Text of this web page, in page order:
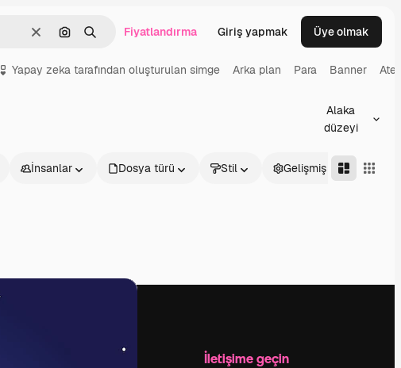
Temizlemek
Görüntüyle ara
AramakFiyatlandırma Giriş yapmak Üye olmak
Yapay zeka tarafından oluşturulan simge Arka plan Para Banner Ateş
Alaka
düzeyi
İnsanlar Dosya türü Stil Gelişmiş
İletişime geçin